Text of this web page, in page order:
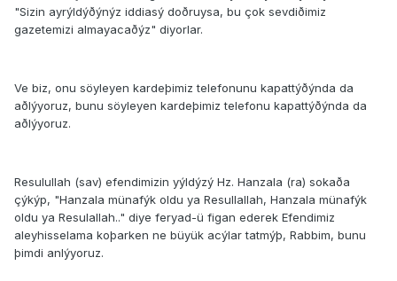
"Sizin ayrýldýðýnýz iddiasý doðruysa, bu çok sevdiðimiz
gazetemizi almayacaðýz" diyorlar.
Ve biz, onu söyleyen kardeþimiz telefonunu kapattýðýnda da
aðlýyoruz, bunu söyleyen kardeþimiz telefonu kapattýðýnda da
aðlýyoruz.
Resulullah (sav) efendimizin yýldýzý Hz. Hanzala (ra) sokaða
çýkýp, "Hanzala münafýk oldu ya Resullallah, Hanzala münafýk
oldu ya Resulallah.." diye feryad-ü figan ederek Efendimiz
aleyhisselama koþarken ne büyük acýlar tatmýþ, Rabbim, bunu
þimdi anlýyoruz.